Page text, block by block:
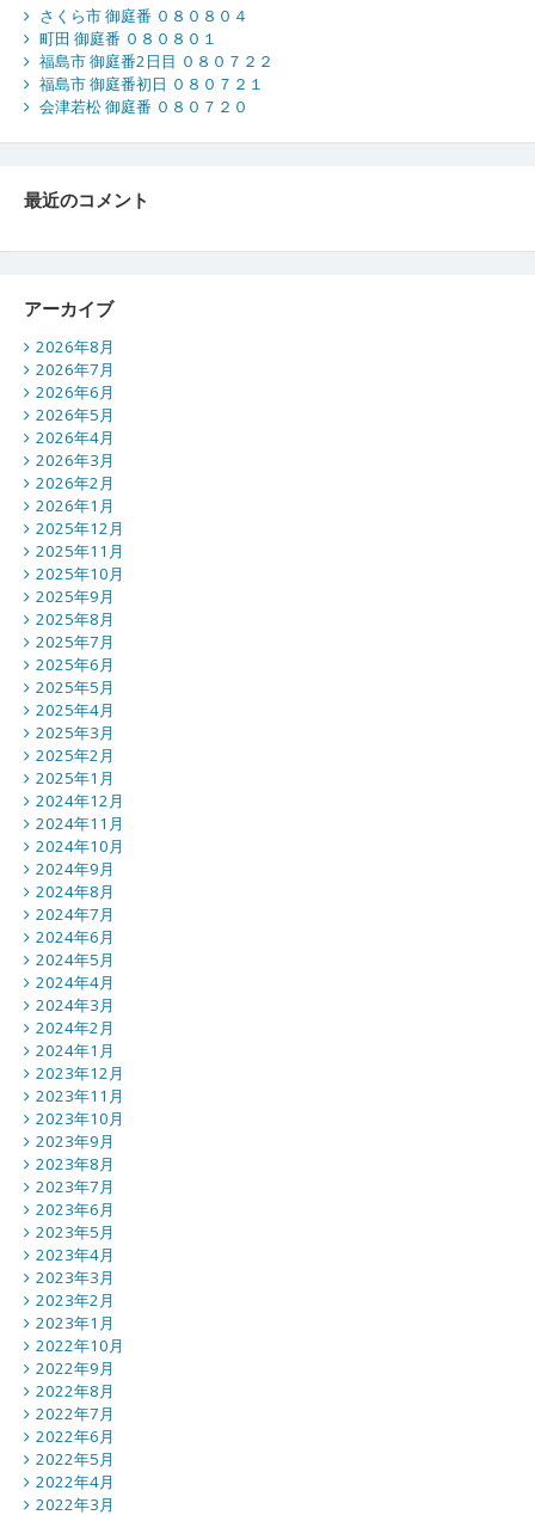
さくら市 御庭番 ０８０８０４
町田 御庭番 ０８０８０１
福島市 御庭番2日目 ０８０７２２
福島市 御庭番初日 ０８０７２１
会津若松 御庭番 ０８０７２０
最近のコメント
アーカイブ
2026年8月
2026年7月
2026年6月
2026年5月
2026年4月
2026年3月
2026年2月
2026年1月
2025年12月
2025年11月
2025年10月
2025年9月
2025年8月
2025年7月
2025年6月
2025年5月
2025年4月
2025年3月
2025年2月
2025年1月
2024年12月
2024年11月
2024年10月
2024年9月
2024年8月
2024年7月
2024年6月
2024年5月
2024年4月
2024年3月
2024年2月
2024年1月
2023年12月
2023年11月
2023年10月
2023年9月
2023年8月
2023年7月
2023年6月
2023年5月
2023年4月
2023年3月
2023年2月
2023年1月
2022年10月
2022年9月
2022年8月
2022年7月
2022年6月
2022年5月
2022年4月
2022年3月